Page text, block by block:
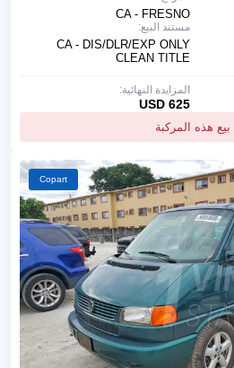
CA - FRESNO
مستند البيع:
CA - DIS/DLR/EXP ONLY
CLEAN TITLE
هذه المركبة
المزايدة النهائية:
625 USD
Copart